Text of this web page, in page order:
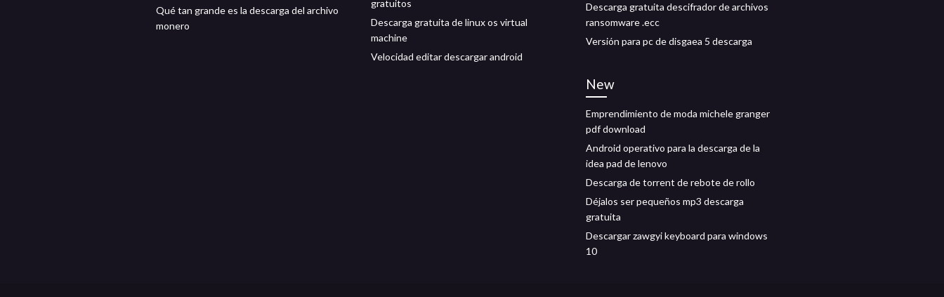
Qué tan grande es la descarga del archivo
monero
gratuitos
Descarga gratuita de linux os virtual
machine
Velocidad editar descargar android
Descarga gratuita descifrador de archivos
ransomware .ecc
Versión para pc de disgaea 5 descarga
New
Emprendimiento de moda michele granger
pdf download
Android operativo para la descarga de la
idea pad de lenovo
Descarga de torrent de rebote de rollo
Déjalos ser pequeños mp3 descarga
gratuita
Descargar zawgyi keyboard para windows
10